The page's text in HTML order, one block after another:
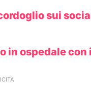
sui
in ospedale con